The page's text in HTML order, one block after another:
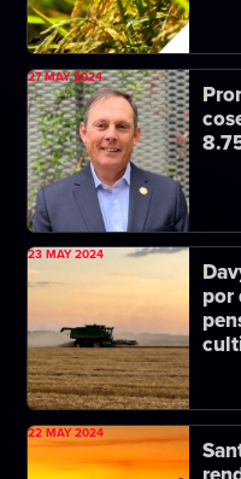
27 MAY 2024
por
23 MAY 2024
22 MAY 2024